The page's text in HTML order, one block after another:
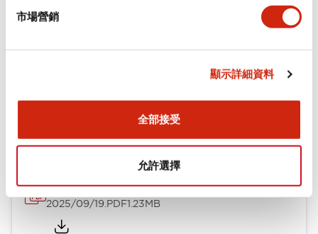
市場營銷
顯示詳細資料
全部接受
允許選擇
Flush Silhouette LW系列 控制元件 (英文版)
2025/09/19.PDF1.23MB